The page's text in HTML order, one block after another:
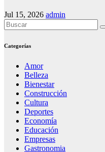
Jul 15, 2026 admin
Categorías
Amor
Belleza
Bienestar
Construcción
Cultura
Deportes
Economía
Educación
Empresas
Gastronomia